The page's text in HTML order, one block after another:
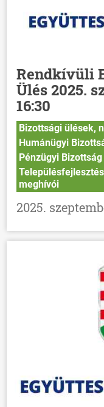
Rendkívüli
Ülés 2025.
16:30
Bizottsági ülések,
Humánügyi
Pénzügyi
meghívói
2025.